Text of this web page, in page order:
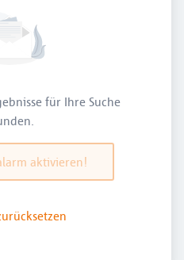
für Ihre Suche
aktivieren!